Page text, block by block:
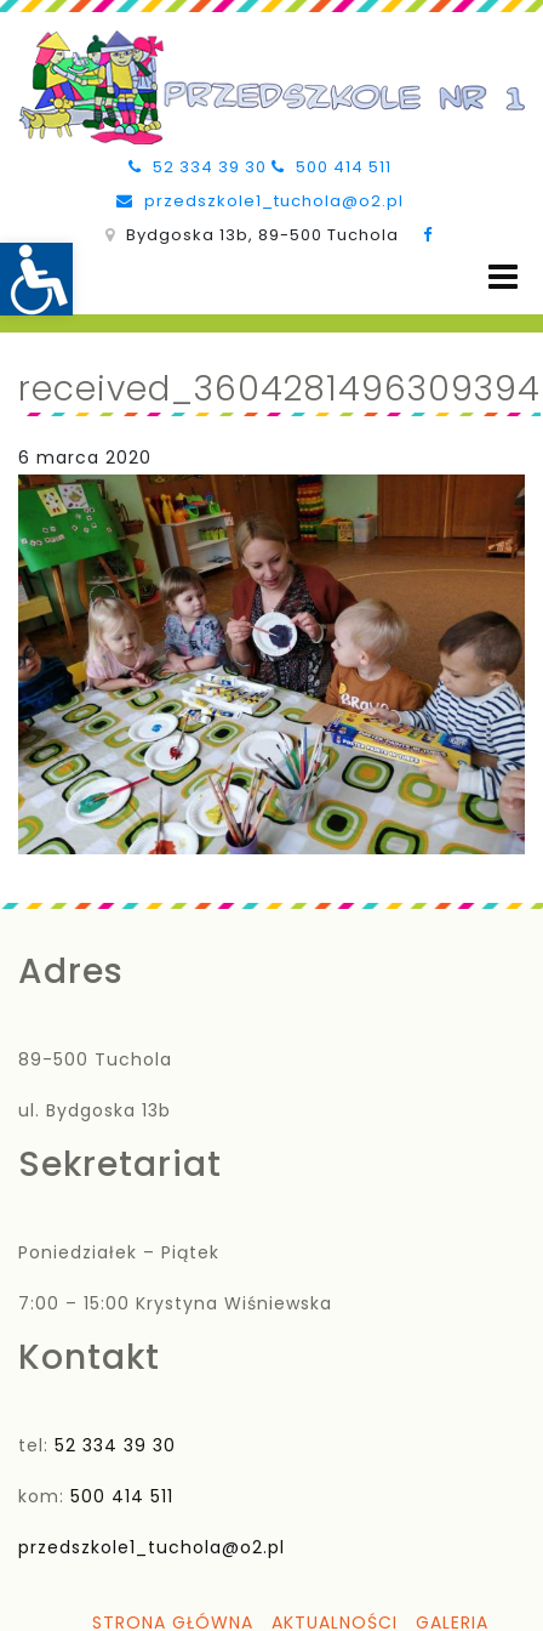
52 334 39 30
500 414 511
przedszkole1_tuchola@o2.pl
Bydgoska 13b, 89-500 Tuchola
received_3604281496309394
6 marca 2020
Adres
89-500 Tuchola
ul. Bydgoska 13b
Sekretariat
Poniedziałek – Piątek
7:00 – 15:00 Krystyna Wiśniewska
Kontakt
tel: 52 334 39 30
kom: 500 414 511
przedszkole1_tuchola@o2.pl
STRONA GŁÓWNA AKTUALNOŚCI GALERIA